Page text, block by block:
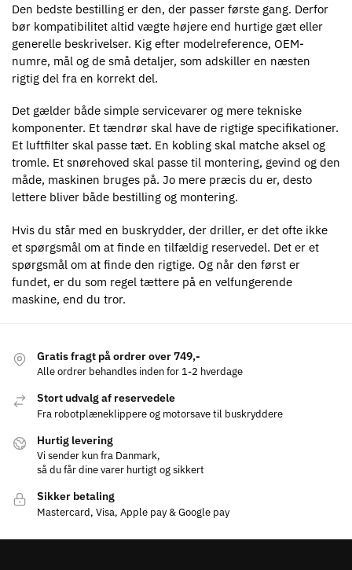
Den bedste bestilling er den, der passer første gang. Derfor
bør kompatibilitet altid vægte højere end hurtige gæt eller
generelle beskrivelser. Kig efter modelreference, OEM-
numre, mål og de små detaljer, som adskiller en næsten
rigtig del fra en korrekt del.
Det gælder både simple servicevarer og mere tekniske
komponenter. Et tændrør skal have de rigtige specifikationer.
Et luftfilter skal passe tæt. En kobling skal matche aksel og
tromle. Et snørehoved skal passe til montering, gevind og den
måde, maskinen bruges på. Jo mere præcis du er, desto
lettere bliver både bestilling og montering.
Hvis du står med en buskrydder, der driller, er det ofte ikke
et spørgsmål om at finde en tilfældig reservedel. Det er et
spørgsmål om at finde den rigtige. Og når den først er
fundet, er du som regel tættere på en velfungerende
maskine, end du tror.
Gratis fragt på ordrer over 749,-
Alle ordrer behandles inden for 1-2 hverdage
Stort udvalg af reservedele
Fra robotplæneklippere og motorsave til buskryddere
Hurtig levering
Vi sender kun fra Danmark,
så du får dine varer hurtigt og sikkert
Sikker betaling
Mastercard, Visa, Apple pay & Google pay